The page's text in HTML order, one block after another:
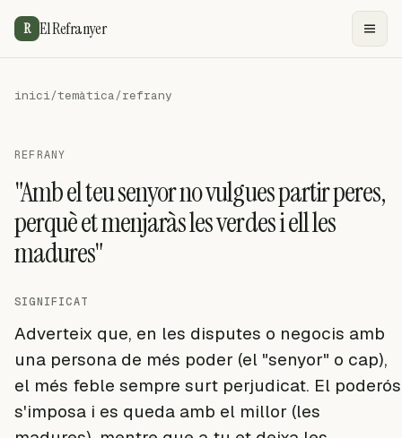
R El Refranyer
inici/temàtica/refrany
REFRANY
"Amb el teu senyor no vulgues partir peres,
perquè et menjaràs les verdes i ell les
madures"
SIGNIFICAT
Adverteix que, en les disputes o negocis amb
una persona de més poder (el "senyor" o cap),
el més feble sempre surt perjudicat. El poderós
s'imposa i es queda amb el millor (les